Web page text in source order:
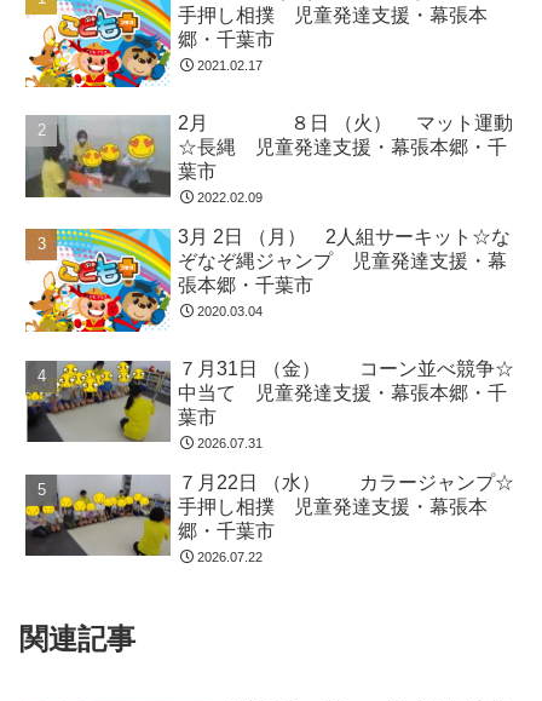
手押し相撲 児童発達支援・幕張本
郷・千葉市
2021.02.17
2月 ８日 （火） マット運動
☆長縄 児童発達支援・幕張本郷・千
葉市
2022.02.09
3月 2日 （月） 2人組サーキット☆な
ぞなぞ縄ジャンプ 児童発達支援・幕
張本郷・千葉市
2020.03.04
７月31日 （金） コーン並べ競争☆
中当て 児童発達支援・幕張本郷・千
葉市
2026.07.31
７月22日 （水） カラージャンプ☆
手押し相撲 児童発達支援・幕張本
郷・千葉市
2026.07.22
関連記事